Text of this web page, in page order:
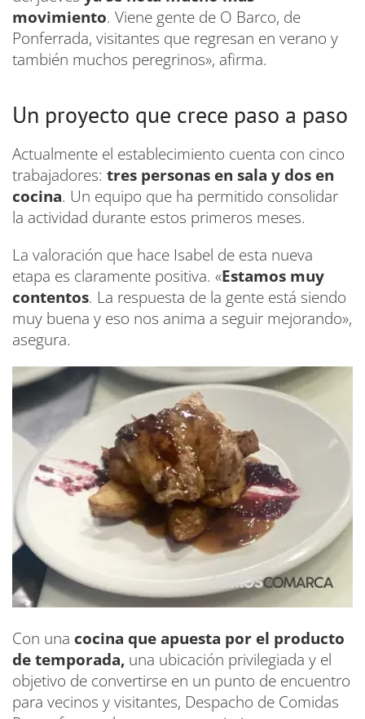
movimiento. Viene gente de O Barco, de
Ponferrada, visitantes que regresan en verano y
también muchos peregrinos», afirma.
Un proyecto que crece paso a paso
Actualmente el establecimiento cuenta con cinco
trabajadores: tres personas en sala y dos en
cocina. Un equipo que ha permitido consolidar
la actividad durante estos primeros meses.
La valoración que hace Isabel de esta nueva
etapa es claramente positiva. «Estamos muy
contentos. La respuesta de la gente está siendo
muy buena y eso nos anima a seguir mejorando»,
asegura.
Con una cocina que apuesta por el producto
de temporada, una ubicación privilegiada y el
objetivo de convertirse en un punto de encuentro
para vecinos y visitantes, Despacho de Comidas